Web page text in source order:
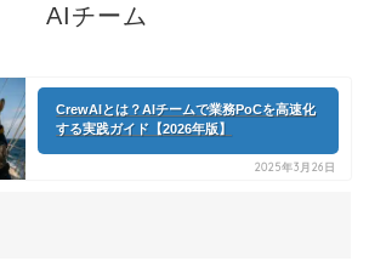
AIチーム
CrewAIとは？AIチームで業務PoCを高速化
する実践ガイド【2026年版】
2025年3月26日